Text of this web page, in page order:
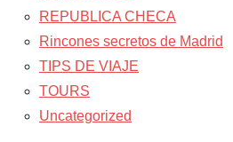
REPUBLICA CHECA
Rincones secretos de Madrid
TIPS DE VIAJE
TOURS
Uncategorized